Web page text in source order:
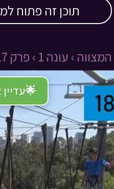
תוכן זה פתוח
› עונה 1 › פרק 17 ›
🌟